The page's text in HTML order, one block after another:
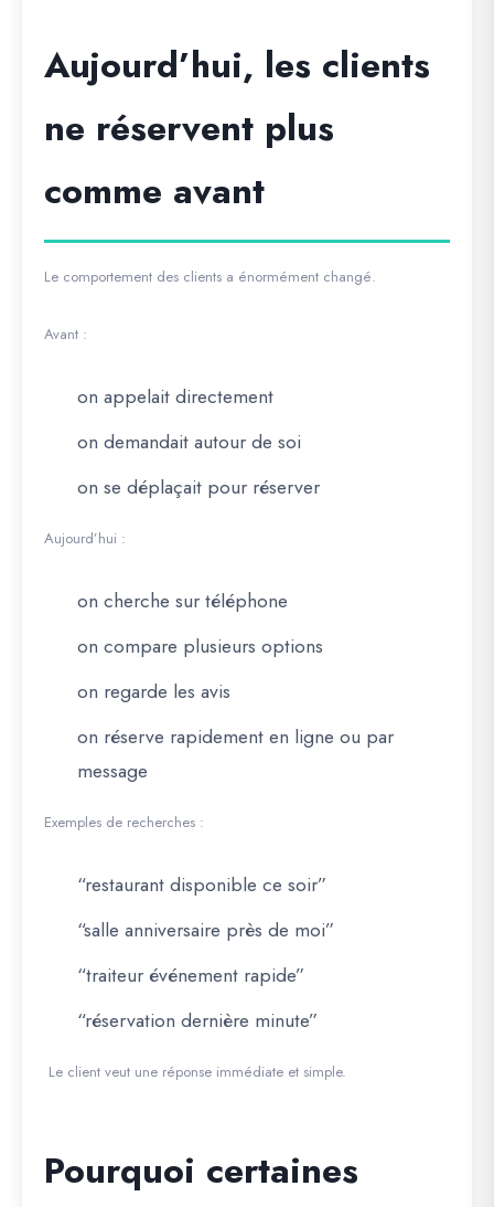
Aujourd’hui, les clients
ne réservent plus
comme avant
Le comportement des clients a énormément changé.
Avant :
on appelait directement
on demandait autour de soi
on se déplaçait pour réserver
Aujourd’hui :
on cherche sur téléphone
on compare plusieurs options
on regarde les avis
on réserve rapidement en ligne ou par
message
Exemples de recherches :
“restaurant disponible ce soir”
“salle anniversaire près de moi”
“traiteur événement rapide”
“réservation dernière minute”
Le client veut une réponse immédiate et simple.
Pourquoi certaines